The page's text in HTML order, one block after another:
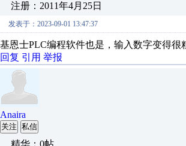
注册：2011年4月25日
发表于：2023-09-01 13:47:37
基恩士PLC编程软件也是，输入数字变得
回复 引用 举报
Anaira
关注 私信
精华：0帖